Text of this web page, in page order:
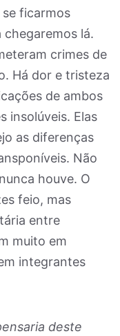
ficarmos
lá.
crimes de
Há dor e tristeza
de ambos
insolúveis. Elas
as diferenças
Não
houve. O
feio, mas
entre
muito em
integrantes
deste